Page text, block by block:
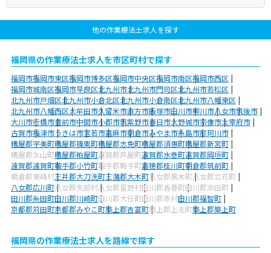
他の作業療法士求人を探す
福岡県の作業療法士求人を市区町村で探す
福岡市福岡市東区福岡市博多区福岡市中央区福岡市南区福岡市西区
福岡市城南区福岡市早良区北九州市北九州市門司区北九州市若松区
北九州市戸畑区北九州市小倉北区北九州市小倉南区北九州市八幡東区
北九州市八幡西区大牟田市久留米市直方市飯塚市田川市柳川市八女市筑後市
大川市行橋市豊前市中間市小郡市筑紫野市春日市大野城市宗像市太宰府市
古賀市福津市うきは市宮若市嘉麻市朝倉市みやま市糸島市那珂川市
糟屋郡宇美町糟屋郡篠栗町糟屋郡志免町糟屋郡須惠町糟屋郡新宮町
糟屋郡久山町糟屋郡粕屋町遠賀郡芦屋町遠賀郡水巻町遠賀郡岡垣町
遠賀郡遠賀町鞍手郡小竹町鞍手郡鞍手町嘉穂郡桂川町朝倉郡筑前町
朝倉郡東峰村三井郡大刀洗町三潴郡大木町八女郡黒木町八女郡立花町
八女郡広川町八女郡矢部村八女郡星野村田川郡香春町田川郡添田町
田川郡糸田町田川郡川崎町田川郡大任町田川郡赤村田川郡福智町
京都郡苅田町京都郡みやこ町築上郡吉富町築上郡上毛町築上郡築上町
福岡県の作業療法士求人を路線で探す